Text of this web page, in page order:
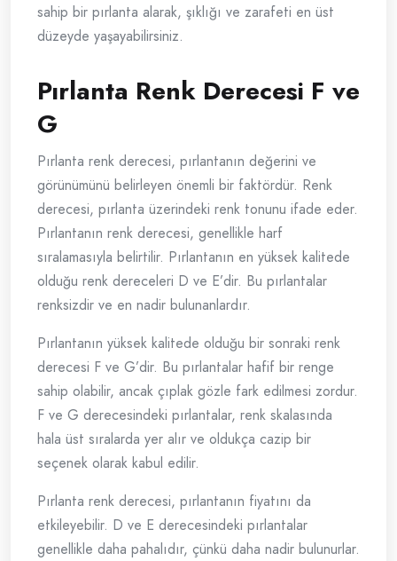
sahip bir pırlanta alarak, şıklığı ve zarafeti en üst
düzeyde yaşayabilirsiniz.
Pırlanta Renk Derecesi F ve
G
Pırlanta renk derecesi, pırlantanın değerini ve
görünümünü belirleyen önemli bir faktördür. Renk
derecesi, pırlanta üzerindeki renk tonunu ifade eder.
Pırlantanın renk derecesi, genellikle harf
sıralamasıyla belirtilir. Pırlantanın en yüksek kalitede
olduğu renk dereceleri D ve E’dir. Bu pırlantalar
renksizdir ve en nadir bulunanlardır.
Pırlantanın yüksek kalitede olduğu bir sonraki renk
derecesi F ve G’dir. Bu pırlantalar hafif bir renge
sahip olabilir, ancak çıplak gözle fark edilmesi zordur.
F ve G derecesindeki pırlantalar, renk skalasında
hala üst sıralarda yer alır ve oldukça cazip bir
seçenek olarak kabul edilir.
Pırlanta renk derecesi, pırlantanın fiyatını da
etkileyebilir. D ve E derecesindeki pırlantalar
genellikle daha pahalıdır, çünkü daha nadir bulunurlar.